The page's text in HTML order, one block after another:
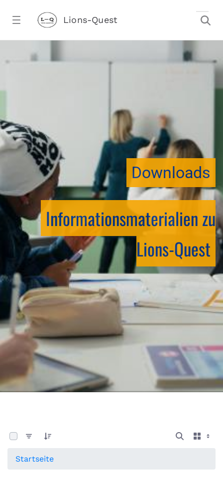
Lions-Quest
Downloads
Informationsmaterialien zu
Lions-Quest
0 von 13 Elemente ausgewählt
Startseite